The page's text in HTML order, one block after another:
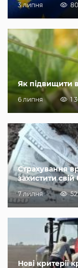
3 липня
Як підвищити
6 липня 1
Страхування
захистити свій
7 липня
Нові критерії